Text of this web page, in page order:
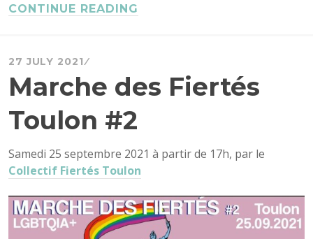
CONTINUE READING
27 JULY 2021
Marche des Fiertés
Toulon #2
Samedi 25 septembre 2021 à partir de 17h, par le
Collectif Fiertés Toulon